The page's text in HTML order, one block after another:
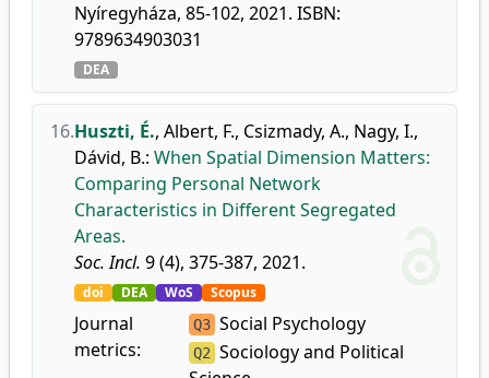
Nyíregyháza, 85-102, 2021. ISBN:
9789634903031
DEA
16.Huszti, É., Albert, F., Csizmady, A., Nagy, I.,
Dávid, B.: When Spatial Dimension Matters:
Comparing Personal Network
Characteristics in Different Segregated
Areas.
Soc. Incl. 9 (4), 375-387, 2021.
doi DEA WoS Scopus
Journal
metrics:
Q3 Social Psychology
Q2 Sociology and Political